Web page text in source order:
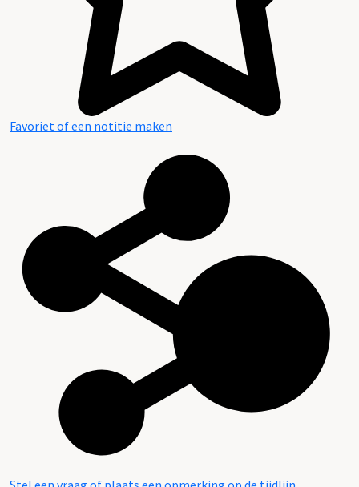
Favoriet of een notitie maken